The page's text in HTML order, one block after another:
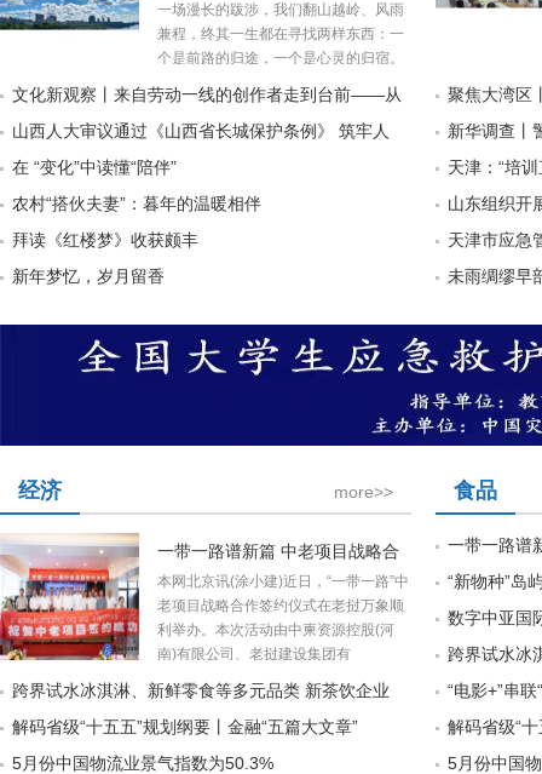
一场漫长的跋涉，我们翻山越岭、风雨
兼程，终其一生都在寻找两样东西：一
个是前路的归途，一个是心灵的归宿。
文化新观察丨来自劳动一线的创作者走到台前——从
山西人大审议通过《山西省长城保护条例》 筑牢人
在 “变化”中读懂“陪伴”
农村“搭伙夫妻”：暮年的温暖相伴
拜读《红楼梦》收获颇丰
新年梦忆，岁月留香
聚焦大湾区
新华调查丨
天津：“培
山东组织开
天津市应急
未雨绸缪早
more>>
经济
一带一路谱新篇 中老项目战略合
本网北京讯(涂小建)近日，“一带一路”中
老项目战略合作签约仪式在老挝万象顺
利举办。本次活动由中柬资源控股(河
南)有限公司、老挝建设集团有
跨界试水冰淇淋、新鲜零食等多元品类 新茶饮企业
解码省级“十五五”规划纲要丨金融“五篇大文章”
5月份中国物流业景气指数为50.3%
食品
一带一路谱
“新物种”岛
数字中亚国
跨界试水冰
“电影+”串
解码省级“
5月份中国